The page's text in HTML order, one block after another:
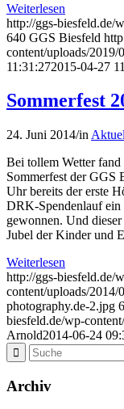
Weiterlesen
http://ggs-biesfeld.de/
640 GGS Biesfeld
content/uploads/
11:31:272015-04-27
Sommerfest
24. Juni 2014/in
Bei tollem Wetter fand
Sommerfest der GGS
Uhr bereits der erste
DRK-Spendenlauf ein
gewonnen. Und
Jubel der Kinder und
Weiterlesen
http://ggs-biesfeld.de/
content/uploads/2014/
photography.de-2.jpg
biesfeld.de/wp-
Arnold2014-06-24
Archiv